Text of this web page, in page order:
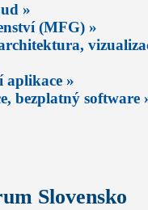
»
(MFG) »
aplikace »
bezplatný software
Slovensko